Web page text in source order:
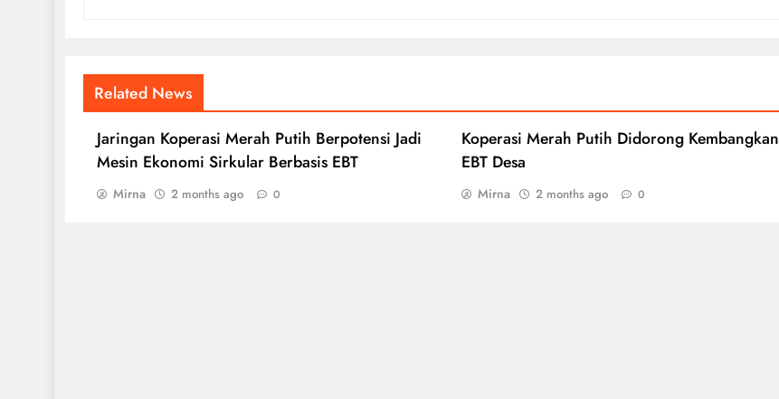
Related News
Jaringan Koperasi Merah Putih Berpotensi Jadi
Mesin Ekonomi Sirkular Berbasis EBT
Mirna 2 months ago 0
Koperasi Merah Putih Didorong Kembangkan
EBT Desa
Mirna 2 months ago 0